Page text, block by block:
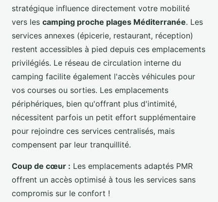
stratégique influence directement votre mobilité
vers les camping proche plages Méditerranée. Les
services annexes (épicerie, restaurant, réception)
restent accessibles à pied depuis ces emplacements
privilégiés. Le réseau de circulation interne du
camping facilite également l'accès véhicules pour
vos courses ou sorties. Les emplacements
périphériques, bien qu'offrant plus d'intimité,
nécessitent parfois un petit effort supplémentaire
pour rejoindre ces services centralisés, mais
compensent par leur tranquillité.
Coup de cœur : Les emplacements adaptés PMR
offrent un accès optimisé à tous les services sans
compromis sur le confort !